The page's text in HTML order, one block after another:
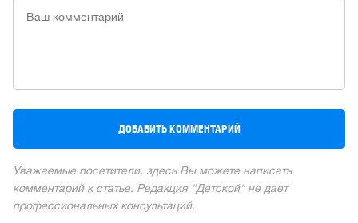
Уважаемые посетители, здесь Вы можете написать
комментарий к статье. Редакция "Детской" не дает
профессиональных консультаций.